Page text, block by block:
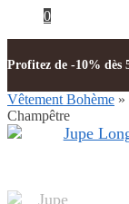
0
Profitez de -10% dès
Vêtement Bohème »
Champêtre